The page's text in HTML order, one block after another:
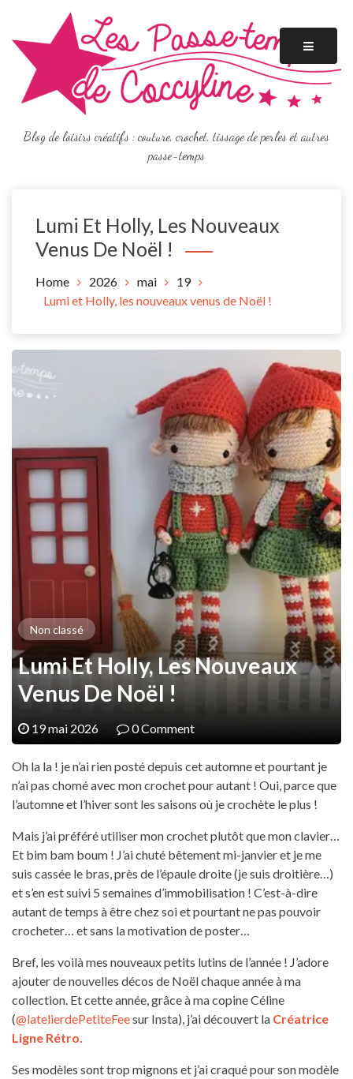
content
Blog de loisirs créatifs : couture, crochet, tissage de perles et autres
passe-temps
Lumi Et Holly, Les Nouveaux
Venus De Noël !
Home 2026 mai
19
Lumi et Holly, les nouveaux venus de Noël !
Non classé
Lumi Et Holly, Les Nouveaux
Venus De Noël !
19 mai 2026 0 Comment
Oh la la ! je n’ai rien posté depuis cet automne et pourtant je
n’ai pas chomé avec mon crochet pour autant ! Oui, parce que
l’automne et l’hiver sont les saisons où je crochète le plus !
Mais j’ai préféré utiliser mon crochet plutôt que mon clavier…
Et bim bam boum ! J’ai chuté bêtement mi-janvier et je me
suis cassée le bras, près de l’épaule droite (je suis droitière…)
et s’en est suivi 5 semaines d’immobilisation ! C’est-à-dire
autant de temps à être chez soi et pourtant ne pas pouvoir
crocheter… et sans la motivation de poster…
Bref, les voilà mes nouveaux petits lutins de l’année ! J’adore
ajouter de nouvelles décos de Noël chaque année à ma
collection. Et cette année, grâce à ma copine Céline
(@latelierdePetiteFeesur Insta), j’ai découvert la Créatrice
Ligne Rétro.
Ses modèles sont trop mignons et j’ai craqué pour son modèle